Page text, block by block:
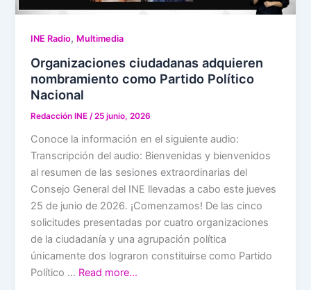
INE Radio, Multimedia
Organizaciones ciudadanas adquieren
nombramiento como Partido Político
Nacional
Redacción INE/25 junio, 2026
Conoce la información en el siguiente audio:
Transcripción del audio: Bienvenidas y bienvenidos
al resumen de las sesiones extraordinarias del
Consejo General del INE llevadas a cabo este jueves
25 de junio de 2026. ¡Comenzamos! De las cinco
solicitudes presentadas por cuatro organizaciones
de la ciudadanía y una agrupación política
únicamente dos lograron constituirse como Partido
Político … Read more…